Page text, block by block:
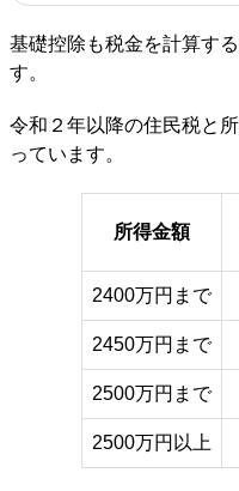
基礎控除も税金を計算す
す。
令和２年以降の住民税と
っています。
所得金額
2400万円まで
2450万円まで
2500万円まで
2500万円以上